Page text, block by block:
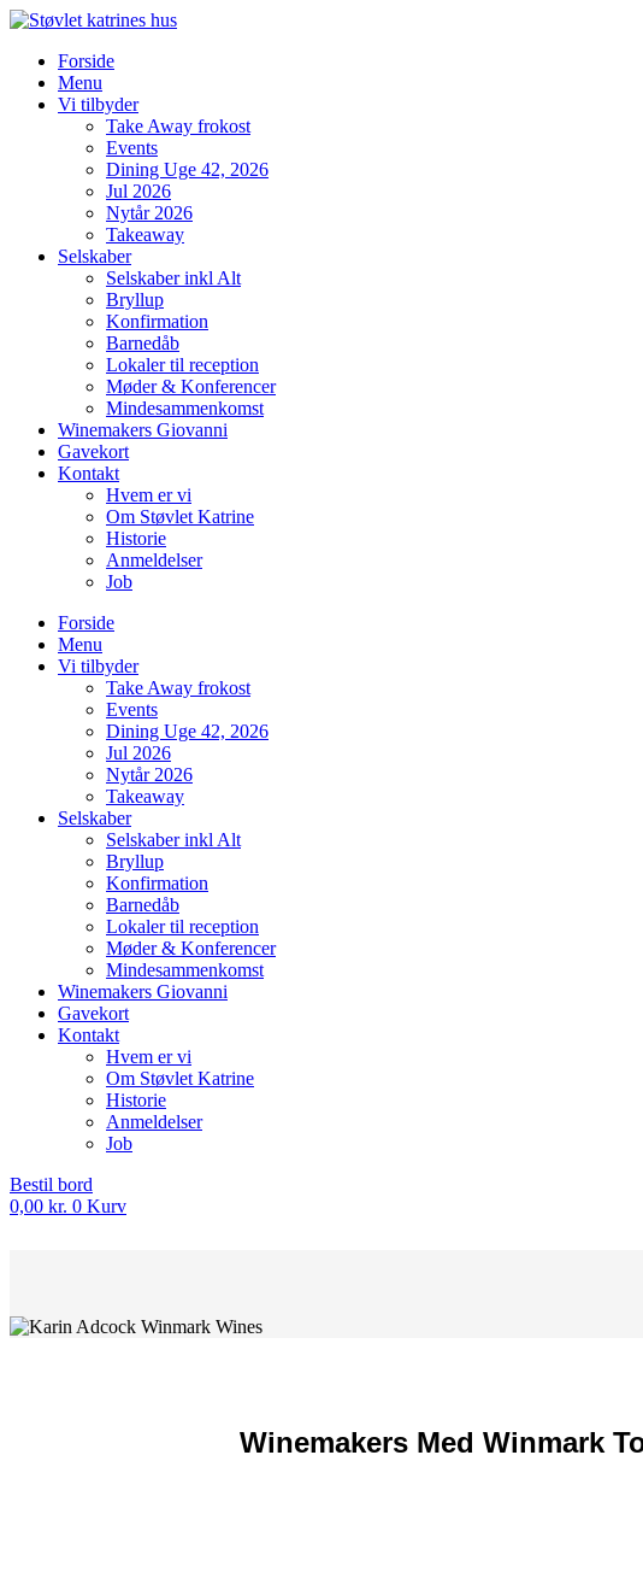
Videre
indholdForside
Menu
Vi tilbyder
Take Away frokost
Events
Dining Uge 42, 2026
Jul 2026
Nytår 2026
Takeaway
Selskaber
Selskaber inkl Alt
Bryllup
Konfirmation
Barnedåb
Lokaler til reception
Møder & Konferencer
Mindesammenkomst
Winemakers Giovanni
Gavekort
Kontakt
Hvem er vi
Om Støvlet Katrine
Historie
Anmeldelser
Job
Forside
Menu
Vi tilbyder
Take Away frokost
Events
Dining Uge 42, 2026
Jul 2026
Nytår 2026
Takeaway
Selskaber
Selskaber inkl Alt
Bryllup
Konfirmation
Barnedåb
Lokaler til reception
Møder & Konferencer
Mindesammenkomst
Winemakers Giovanni
Gavekort
Kontakt
Hvem er vi
Om Støvlet Katrine
Historie
Anmeldelser
Job
Bestil bord
0,00 kr. 0 Kurv
Winemakers Med Winmark